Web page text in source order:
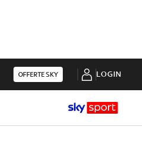
OFFERTE SKY LOGIN